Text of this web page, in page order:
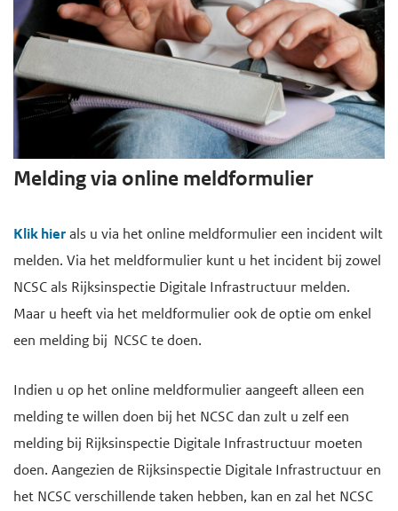
Melding via online meldformulier
Klik hierals u via het online meldformulier een incident wilt
melden. Via het meldformulier kunt u het incident bij zowel
NCSC als Rijksinspectie Digitale Infrastructuur melden.
Maar u heeft via het meldformulier ook de optie om enkel
een melding bij NCSC te doen.
Indien u op het online meldformulier aangeeft alleen een
melding te willen doen bij het NCSC dan zult u zelf een
melding bij Rijksinspectie Digitale Infrastructuur moeten
doen. Aangezien de Rijksinspectie Digitale Infrastructuur en
het NCSC verschillende taken hebben, kan en zal het NCSC